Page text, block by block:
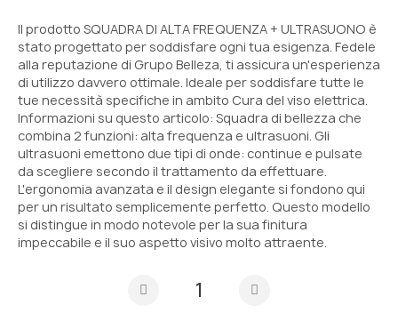
Il prodotto SQUADRA DI ALTA FREQUENZA + ULTRASUONO è
stato progettato per soddisfare ogni tua esigenza. Fedele
alla reputazione di Grupo Belleza, ti assicura un'esperienza
di utilizzo davvero ottimale. Ideale per soddisfare tutte le
tue necessità specifiche in ambito Cura del viso elettrica.
Informazioni su questo articolo: Squadra di bellezza che
combina 2 funzioni: alta frequenza e ultrasuoni. Gli
ultrasuoni emettono due tipi di onde: continue e pulsate
da scegliere secondo il trattamento da effettuare.
L'ergonomia avanzata e il design elegante si fondono qui
per un risultato semplicemente perfetto. Questo modello
si distingue in modo notevole per la sua finitura
impeccabile e il suo aspetto visivo molto attraente.